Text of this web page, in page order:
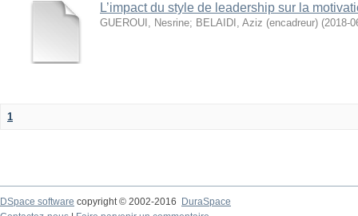
L’impact du style de leadership sur la
GUEROUI, Nesrine; BELAIDI, Aziz (encadreur) (2018-
1
DSpace software copyright © 2002-2016
DuraSpace